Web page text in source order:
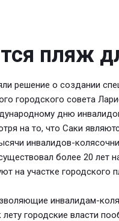
пляж
решение о создании
городского совета
дню
на то, что Саки
инвалидов-
более 20 лет
на участке городского
инвалидам-
городские власти